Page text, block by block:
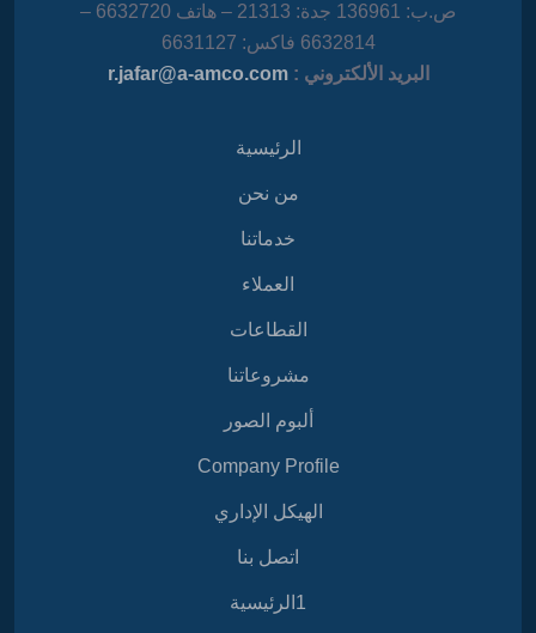
ص.ب: 136961 جدة: 21313 – هاتف 6632720 –
6632814 فاكس: 6631127
البريد الألكتروني :r.jafar@a-amco.com
الرئيسية
من نحن
خدماتنا
العملاء
القطاعات
مشروعاتنا
ألبوم الصور
Company Profile
الهيكل الإداري
اتصل بنا
1الرئيسية